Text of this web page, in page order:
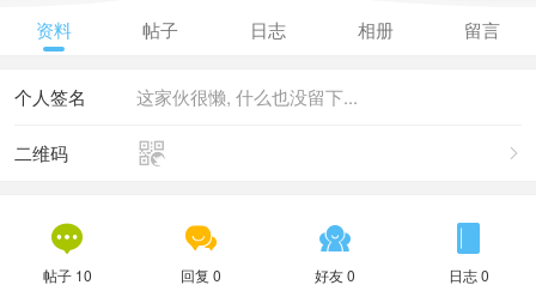
资料 帖子 日志 相册 留言
这家伙很懒, 什么也没留下...
个人签名


二维码

帖子 10

回复 0

好友 0

日志 0